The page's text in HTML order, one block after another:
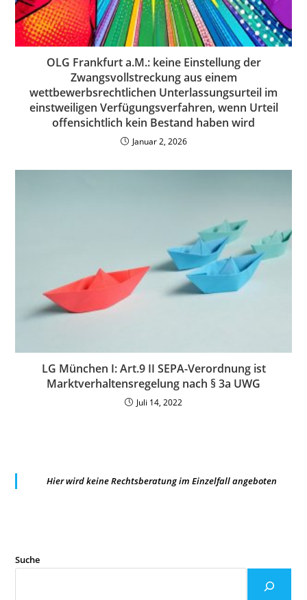
OLG Frankfurt a.M.: keine Einstellung der
Zwangsvollstreckung aus einem
wettbewerbsrechtlichen Unterlassungsurteil im
einstweiligen Verfügungsverfahren, wenn Urteil
offensichtlich kein Bestand haben wird
Januar 2, 2026
LG München I: Art.9 II SEPA-Verordnung ist
Marktverhaltensregelung nach § 3a UWG
Juli 14, 2022
Hier wird keine Rechtsberatung im Einzelfall angeboten
Suche